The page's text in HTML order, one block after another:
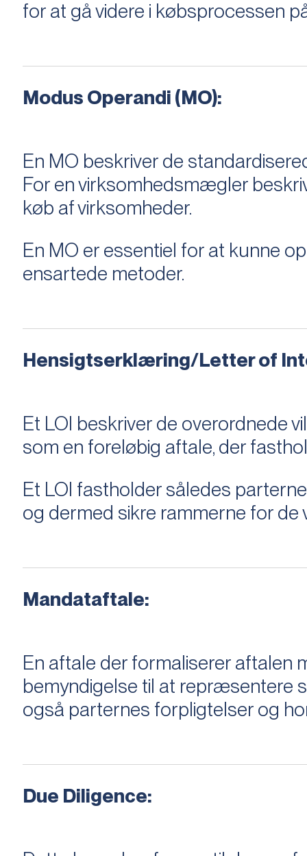
for at gå videre i købsprocessen
Modus Operandi (MO):
En MO beskriver de
For en virksomhedsmægler
køb af virksomheder.
En MO er essentiel for at kunne
ensartede metoder.
Hensigtserklæring/Letter of
Et LOI beskriver de overordnede
som en foreløbig aftale, der
Et LOI fastholder således
og dermed sikre rammerne for de
Mandataftale:
En aftale der formaliserer
bemyndigelse til at repræsentere
også parternes forpligtelser og
Due Diligence: